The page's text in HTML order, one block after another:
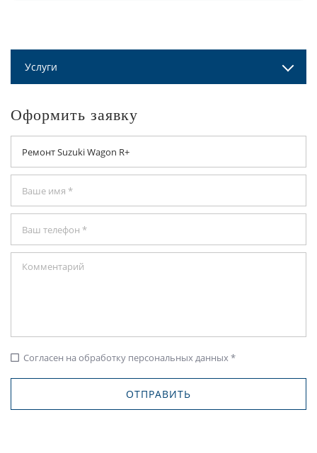
Услуги
Оформить заявку
check_box_outline_blank Согласен на обработку персональных данных *